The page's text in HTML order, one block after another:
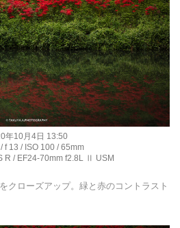
年10月4日 13:50
f 13 / ISO 100 / 65mm
R / EF24-70mm f2.8L Ⅱ USM
クローズアップ。緑と赤のコントラスト